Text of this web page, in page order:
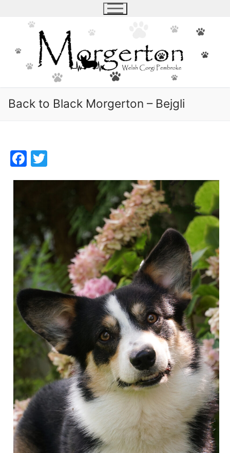
Back to Black Morgerton – Bejgli
Facebook